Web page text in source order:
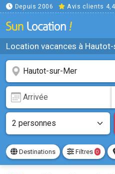
Depuis 2006 Avis clients
Location vacances à
Destinations Filtres 0